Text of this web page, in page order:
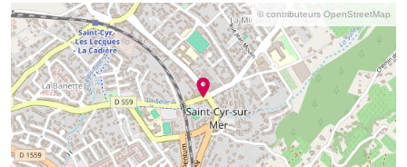
© contributeurs OpenStreetMap